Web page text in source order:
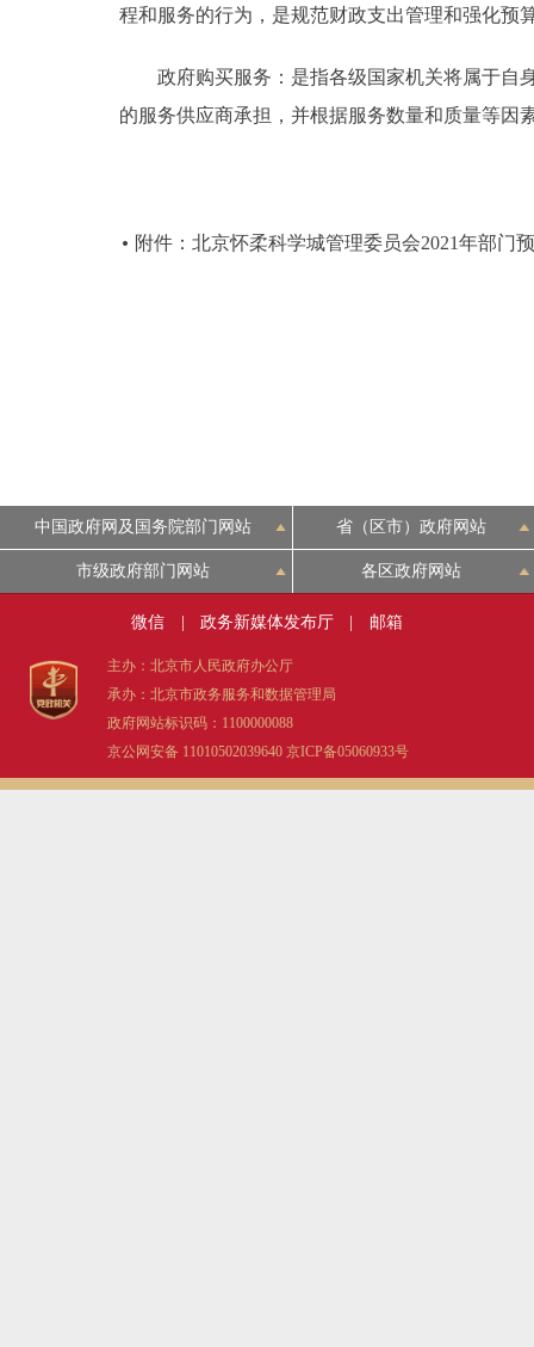
程和服务的行为，是规范财政支出管理和强化预
政府购买服务：是指各级国家机关将属于自身
的服务供应商承担，并根据服务数量和质量等因
附件：北京怀柔科学城管理委员会2021年部门
中国政府网及国务院部门网站 省（区市）政府网站
市级政府部门网站 各区政府网站
微信 政务新媒体发布厅 邮箱
主办：北京市人民政府办公厅
承办：北京市政务服务和数据管理局
政府网站标识码：1100000088
京公网安备 11010502039640 京ICP备05060933号